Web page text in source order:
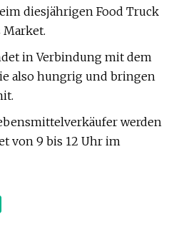
diesjährigen Food Truck
Market.
in Verbindung mit dem
also hungrig und bringen
werden
von 9 bis 12 Uhr im